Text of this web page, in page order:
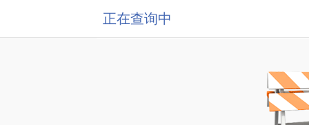
正在查询中